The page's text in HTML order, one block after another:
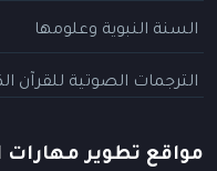
السنة النبوية وعلومها
الترجمات الصوتية للقرآن
مواقع تطوير مهارات